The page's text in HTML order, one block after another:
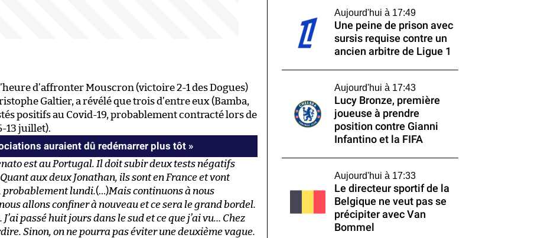
d’affronter Mouscron (victoire 2-1 des Dogues)
Galtier, a révélé que trois d’entre eux (Bamba,
positifs au Covid-19, probablement contracté lors de
13 juillet).
auraient dû redémarrer plus tôt »
est au Portugal. Il doit subir deux tests négatifs
aux deux Jonathan, ils sont en France et vont
probablement lundi.(…)Mais continuons à nous
allons confiner à nouveau et ce sera le grand bordel.
J’ai passé huit jours dans le sud et ce que j’ai vu… Chez
Sinon, on ne pourra pas éviter une deuxième vague.
Aujourd'hui à 17:49
Une peine de prison avec
sursis requise contre un
ancien arbitre de Ligue 1
Aujourd'hui à 17:43
Lucy Bronze, première
joueuse à prendre
position contre Gianni
Infantino et la FIFA
Aujourd'hui à 17:33
Le directeur sportif de la
Belgique ne veut pas se
précipiter avec Van
Bommel